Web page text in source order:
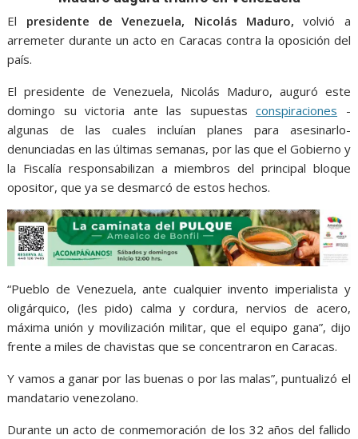
b
o
o
k
t
e
r
l s
A
p
p
e
n
g
e
r
e g
r
a
m
e
El presidente de Venezuela, Nicolás Maduro, volvió a
arremeter durante un acto en Caracas contra la oposición del
país.
El presidente de Venezuela, Nicolás Maduro, auguró este
domingo su victoria ante las supuestasconspiraciones -
algunas de las cuales incluían planes para asesinarlo-
denunciadas en las últimas semanas, por las que el Gobierno y
la Fiscalía responsabilizan a miembros del principal bloque
opositor, que ya se desmarcó de estos hechos.
“Pueblo de Venezuela, ante cualquier invento imperialista y
oligárquico, (les pido) calma y cordura, nervios de acero,
máxima unión y movilización militar, que el equipo gana”, dijo
frente a miles de chavistas que se concentraron en Caracas.
Y vamos a ganar por las buenas o por las malas”, puntualizó el
mandatario venezolano.
Durante un acto de conmemoración de los 32 años del fallido